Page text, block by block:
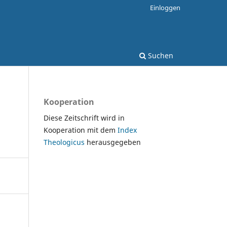
Suchen
Einloggen
Kooperation
Diese Zeitschrift wird in
Kooperation mit dem Index
Theologicus herausgegeben